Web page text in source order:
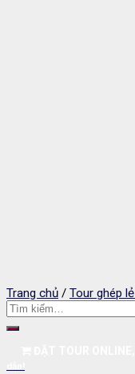
Trang chủ / Tour ghép